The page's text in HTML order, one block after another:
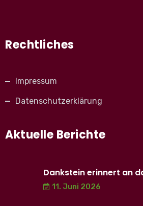
Rechtliches
Impressum
Datenschutzerklärung
Aktuelle Berichte
Dankstein erinnert an
11. Juni 2026